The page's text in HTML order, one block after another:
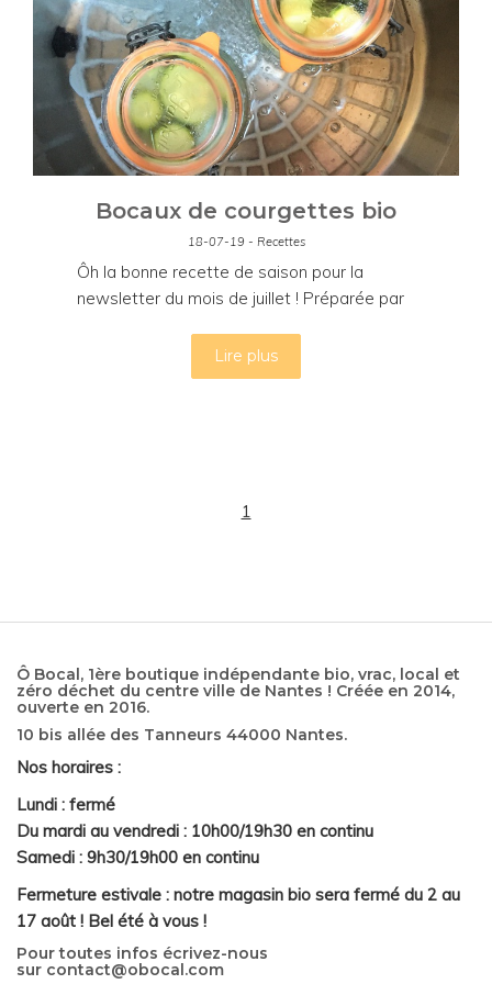
Bocaux de courgettes bio
18-07-19 - Recettes
Ôh la bonne recette de saison pour la
newsletter du mois de juillet ! Préparée par
Lire plus
1
Ô Bocal, 1ère boutique indépendante bio, vrac, local et
zéro déchet du centre ville de Nantes ! Créée en 2014,
ouverte en 2016.
10 bis allée des Tanneurs 44000 Nantes.
Nos horaires :
Lundi : fermé
Du mardi au vendredi : 10h00/19h30 en continu
Samedi : 9h30/19h00 en continu
Fermeture estivale : notre magasin bio sera fermé du 2 au
17 août ! Bel été à vous !
Pour toutes infos écrivez-nous
sur contact@obocal.com